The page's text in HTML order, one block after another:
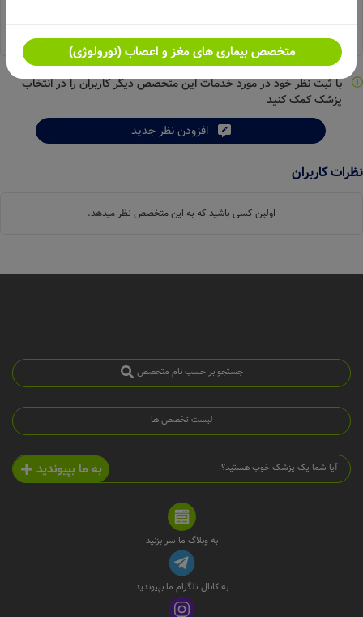
با ثبت نظر خود در مورد خدمات این متخصص دیگر کاربران را در انتخاب
پزشک کمک کنید
افزودن نظر جدید
نظرات کاربران
اولین کسی باشید که به این متخصص نظر میدهد.
جستجو بر حسب نام متخصص
لیست تخصص ها
آیا شما یک پزشک خوب هستید؟ به ما بپیوندید
به وبلاگ ما سر بزنید
به کانال تلگرام ما بپیوندید
متخصص بیماری های مغز و اعصاب (نورولوژی)